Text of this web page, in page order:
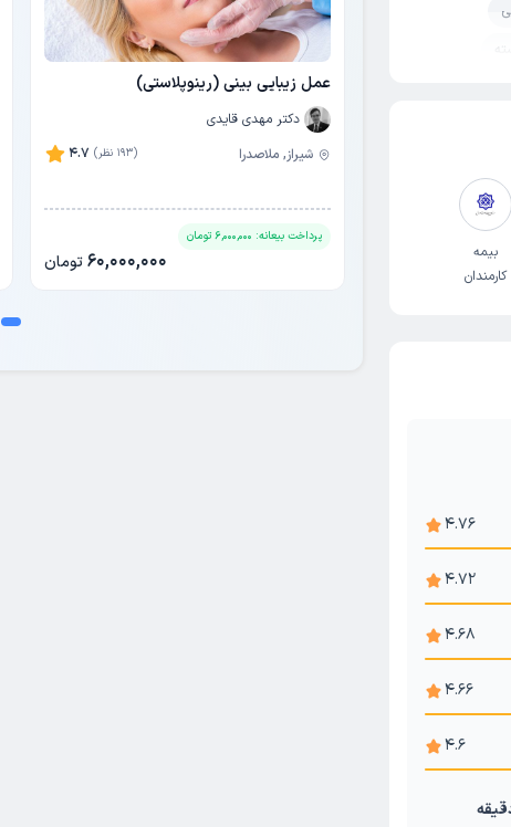
عمل زیبایی بینی (رینوپلاستی)
دکتر مهدی قایدی
4.7
(193 نظر) شیراز, ملاصدرا
پرداخت بیعانه: 6,000,000 تومان
60,000,000تومان
صدا
بیمه
کارمندان
4.76
4.72
4.68
4.66
4.6